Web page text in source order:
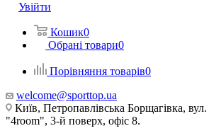
Увійти
Кошик0
Обрані товари0
Порівняння товарів0
welcome@sporttop.ua
Київ, Петропавлівська Борщагівка,
"4room", 3-й поверх, офіс 8.